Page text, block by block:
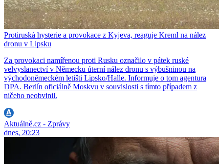
Protiruská hysterie a provokace z Kyjeva, reaguje Kreml na nález
dronu v Lipsku
Za provokaci namířenou proti Rusku označilo v pátek ruské
velvyslanectví v Německu úterní nález dronu s výbušninou na
východoněmeckém letišti Lipsko/Halle. Informuje o tom agentura
DPA. Berlín oficiálně Moskvu v souvislosti s tímto případem z
ničeho neobvinil.
Aktuálně.cz - Zprávy
dnes, 20:23